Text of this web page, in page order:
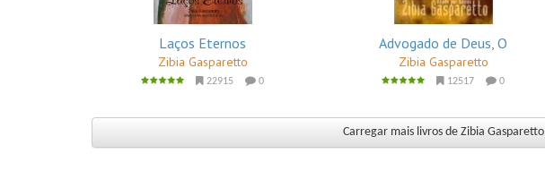
Laços Eternos
Zibia Gasparetto
22915 0
Advogado de Deus, O
Zibia Gasparetto
12517 0
Carregar mais livros de Zibia Gasparetto